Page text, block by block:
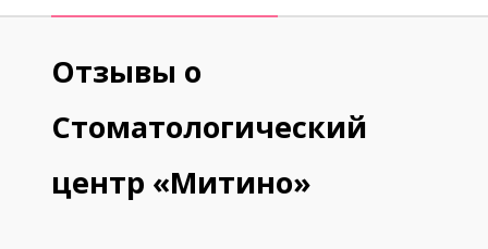
Отзывы о
Стоматологический
центр «Митино»